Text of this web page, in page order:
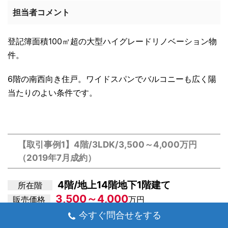
担当者コメント
登記簿面積100㎡超の大型ハイグレードリノベーション物
件。
6階の南西向き住戸。ワイドスパンでバルコニーも広く陽
当たりのよい条件です。
【取引事例1】4階/3LDK/3,500～4,000万円
（2019年7月成約）
所在階 4階/地上14階地下1階建て
販売価格 3,500～4,000万円
60㎡台
3LDK
今すぐ問合せをする